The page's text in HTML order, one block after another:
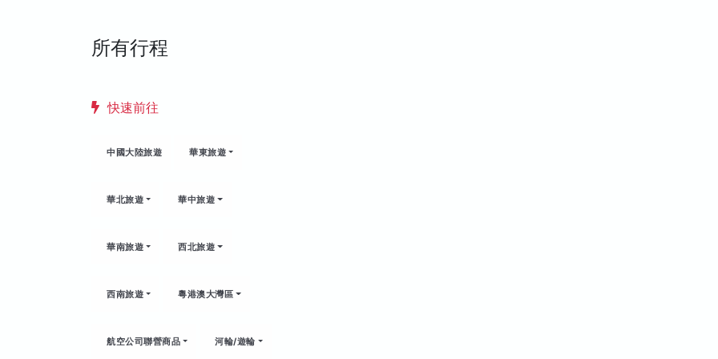
所有行程
快速前往
中國大陸旅遊 華東旅遊
華北旅遊 華中旅遊
華南旅遊 西北旅遊
西南旅遊 粵港澳大灣區
航空公司聯營商品 河輪/遊輪